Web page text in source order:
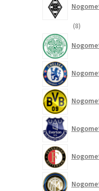
88